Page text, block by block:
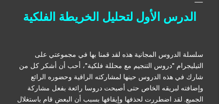
العربي لمن يجتاز الاختبار بنجاح. - يحق للطلبة إعادة الكورس مع
الدفعات القادمة بدفع 25٪ من قيمة الكورس. أهداف الدورة:...
الدرس الأول لتحليل الخريطة الفلكية
سلسلة الدروس المجانية هذه لقد قمنا بها في مجموعتي على
التيليجرام "دروس التنجيم مع محللة فلكية"، أحب أن أشكر كل من
شارك في هذه الدروس حينها لمشاركته الراقية وحضوره الرائع
وإضافته لبريقه الخاص حتى أصبحت دروسا رائعة بفعل مشاركة
الجميع. لقد اضطررت لحذفها وإيقافها بسبب أن البعض قام باستغلال